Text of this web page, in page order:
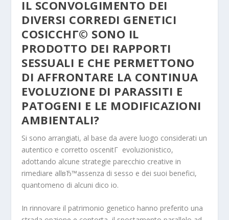
IL SCONVOLGIMENTO DEI
DIVERSI CORREDI GENETICI
COSICCHГ© SONO IL
PRODOTTO DEI RAPPORTI
SESSUALI E CHE PERMETTONO
DI AFFRONTARE LA CONTINUA
EVOLUZIONE DI PARASSITI E
PATOGENI E LE MODIFICAZIONI
AMBIENTALI?
Si sono arrangiati, al base da avere luogo considerati un
autentico e corretto oscenitГ evoluzionistico,
adottando alcune strategie parecchio creative in
rimediare allвЂ™assenza di sesso e dei suoi benefici,
quantomeno di alcuni dico io.
In rinnovare il patrimonio genetico hanno preferito una